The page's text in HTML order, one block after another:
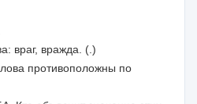
враг, вражда. (.)
противоположны по